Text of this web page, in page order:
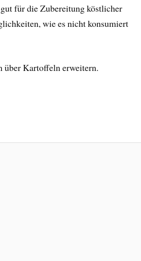
für die Zubereitung köstlicher
wie es nicht konsumiert
über Kartoffeln erweitern.